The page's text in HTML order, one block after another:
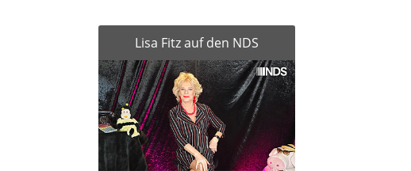
Lisa Fitz auf den NDS